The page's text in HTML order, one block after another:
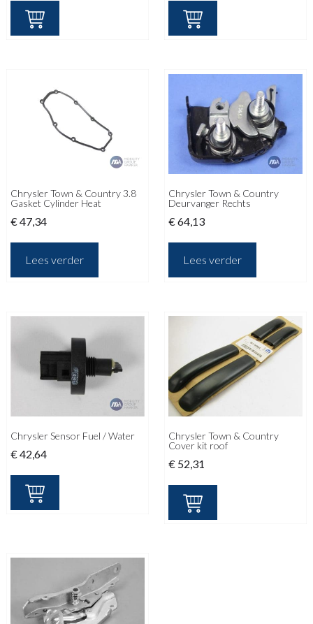
Chrysler Town & Country 3.8
Gasket Cylinder Heat
€47,34
Lees verder
Chrysler Town & Country
Deurvanger Rechts
€64,13
Lees verder
Chrysler Sensor Fuel / Water
€ 42,64
Chrysler Town & Country
Cover kit roof
€ 52,31